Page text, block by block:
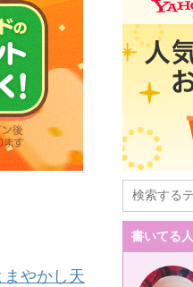
まやかし天
書いてる人